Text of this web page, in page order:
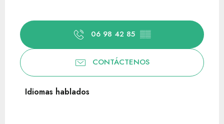
06 98 42 85 ▒▒
CONTÁCTENOS
Idiomas hablados
Idiomas hablados